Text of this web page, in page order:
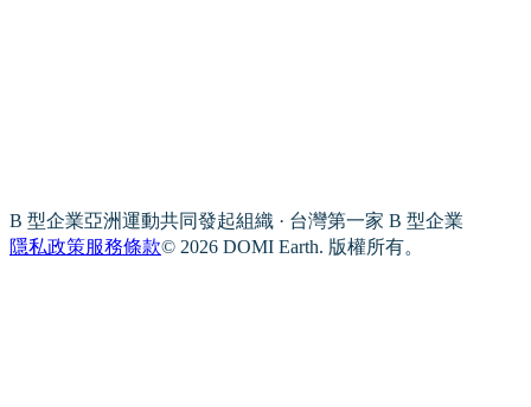
B 型企業亞洲運動共同發起組織 · 台灣第一家 B 型企業
隱私政策服務條款© 2026 DOMI Earth. 版權所有。